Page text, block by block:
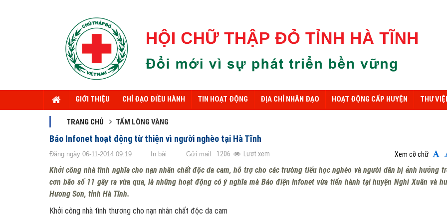
GIỚI THIỆU CHỈ ĐẠO ĐIỀU HÀNH TIN HOẠT ĐỘNG ĐỊA CHỈ NHÂN ĐẠO HOẠT ĐỘNG CẤP HUYỆN THƯ
TRANG CHỦ TẤM LÒNG VÀNG
Báo Infonet hoạt động từ thiện vì người nghèo tại Hà Tĩnh
Đăng ngày 06-11-2014 09:19 In bài Gửi mail 1206 Lượt xem Xem cỡ chữ
Khởi công nhà tình nghĩa cho nạn nhân chất độc da cam, hỗ trợ cho các trường tiểu học nghèo và người dân bị ảnh hưởng
cơn bão số 11 gây ra vừa qua, là những hoạt động có ý nghĩa mà Báo điện Infonet vừa tiến hành tại huyện Nghi Xuân và
Hương Sơn, tỉnh Hà Tĩnh.
Khởi công nhà tình thương cho nạn nhân chất độc da cam